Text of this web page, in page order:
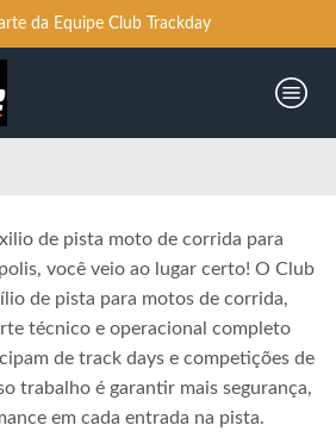
da Equipe Club Trackday
de pista moto de corrida para
você veio ao lugar certo! O Club
de pista para motos de corrida,
técnico e operacional completo
de track days e competições de
trabalho é garantir mais segurança,
em cada entrada na pista.